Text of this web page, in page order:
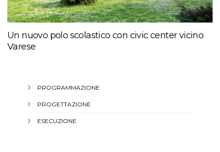
Un nuovo polo scolastico con civic center vicino
Varese
PROGRAMMAZIONE
PROGETTAZIONE
ESECUZIONE